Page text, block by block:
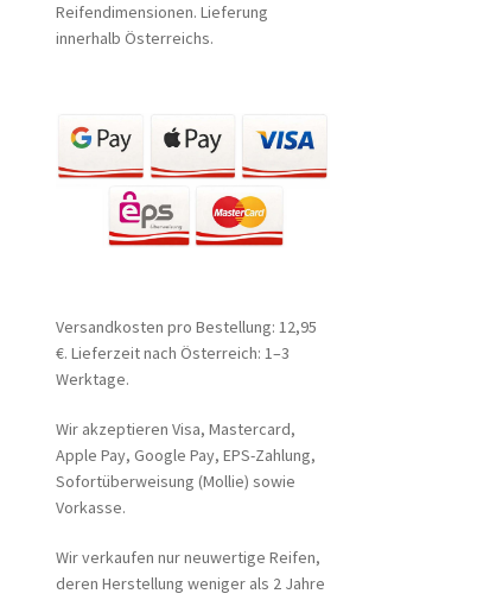
Reifendimensionen. Lieferung
innerhalb Österreichs.
Versandkosten pro Bestellung: 12,95
€. Lieferzeit nach Österreich: 1–3
Werktage.
Wir akzeptieren Visa, Mastercard,
Apple Pay, Google Pay, EPS-Zahlung,
Sofortüberweisung (Mollie) sowie
Vorkasse.
Wir verkaufen nur neuwertige Reifen,
deren Herstellung weniger als 2 Jahre